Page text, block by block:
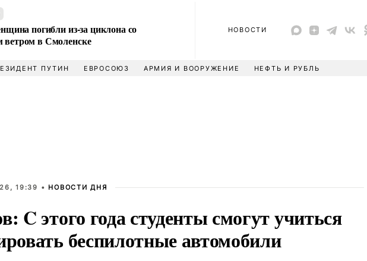
погибли из-за циклона со
в Смоленске
НОВОСТИ
ПУТИН ЕВРОСОЮЗ АРМИЯ И ВООРУЖЕНИЕ НЕФТЬ И РУБЛЬ
19:39 • НОВОСТИ ДНЯ
C этого года студенты смогут учиться
беспилотные автомобили